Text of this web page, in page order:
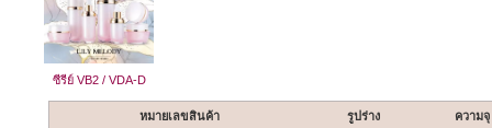
ซีรีย์ VB2 / VDA-D
หมายเลขสินค้า รูปร่าง ความจุ